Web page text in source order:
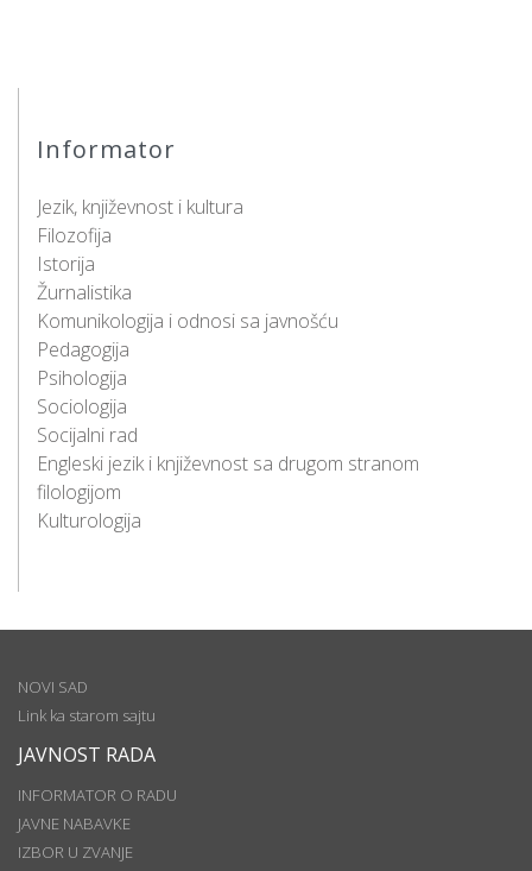
Informator
Jezik, književnost i kultura
Filozofija
Istorija
Žurnalistika
Komunikologija i odnosi sa javnošću
Pedagogija
Psihologija
Sociologija
Socijalni rad
Engleski jezik i književnost sa drugom stranom
filologijom
Kulturologija
NOVI SAD
Link ka starom sajtu
JAVNOST RADA
INFORMATOR O RADU
JAVNE NABAVKE
IZBOR U ZVANJE